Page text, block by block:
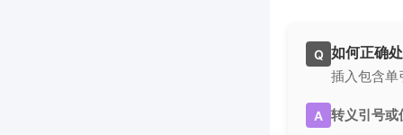
Q 如何正确
插入包含单
A 转义引号或